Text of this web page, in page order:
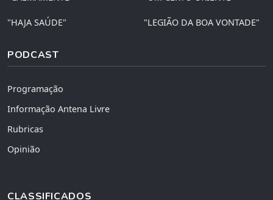
"HAJA SAÚDE" "LEGIÃO DA BOA VONTADE"
PODCAST
Programação
Informação Antena Livre
Rubricas
Opinião
CLASSIFICADOS